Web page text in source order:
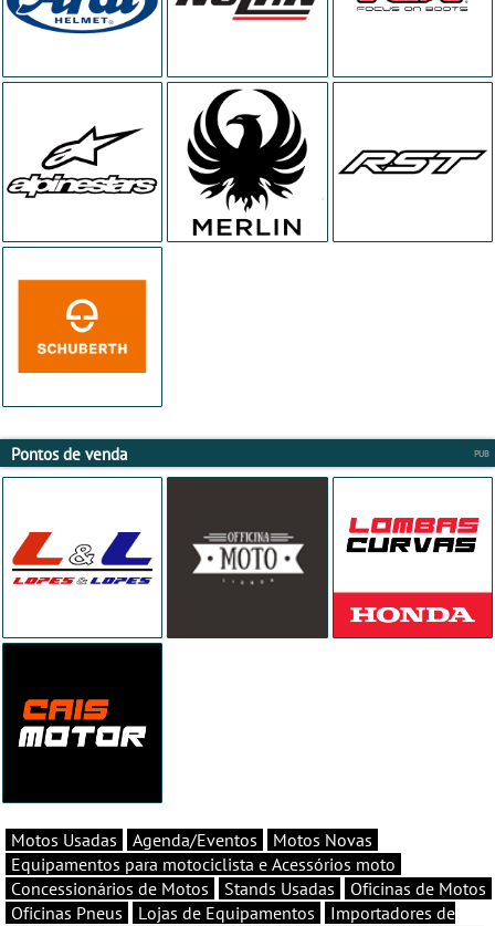
Pontos de venda
Motos Usadas Agenda/Eventos
Motos Novas
Equipamentos para motociclista e Acessórios moto
Concessionários de Motos
Stands Usadas
Oficinas de Motos
Oficinas Pneus
Lojas de Equipamentos
Importadores de